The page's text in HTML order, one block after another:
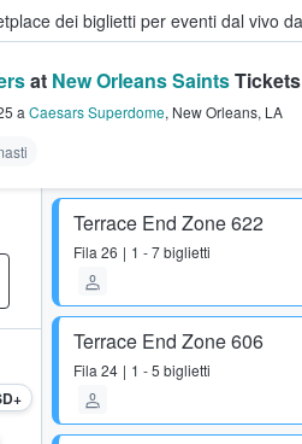
dei biglietti per eventi dal vivo
i fan comprano e
at New Orleans SaintsTickets
a Caesars Superdome, New Orleans, LA
Terrace End Zone 622
Fila 26 1 - 7 biglietti
Terrace End Zone 606
Fila 24 1 - 5 biglietti